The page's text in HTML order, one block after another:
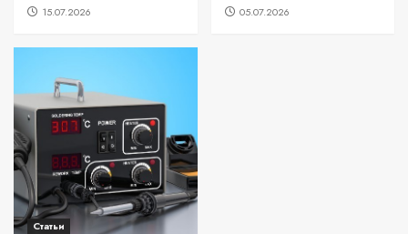
15.07.2026 05.07.2026
Статьи